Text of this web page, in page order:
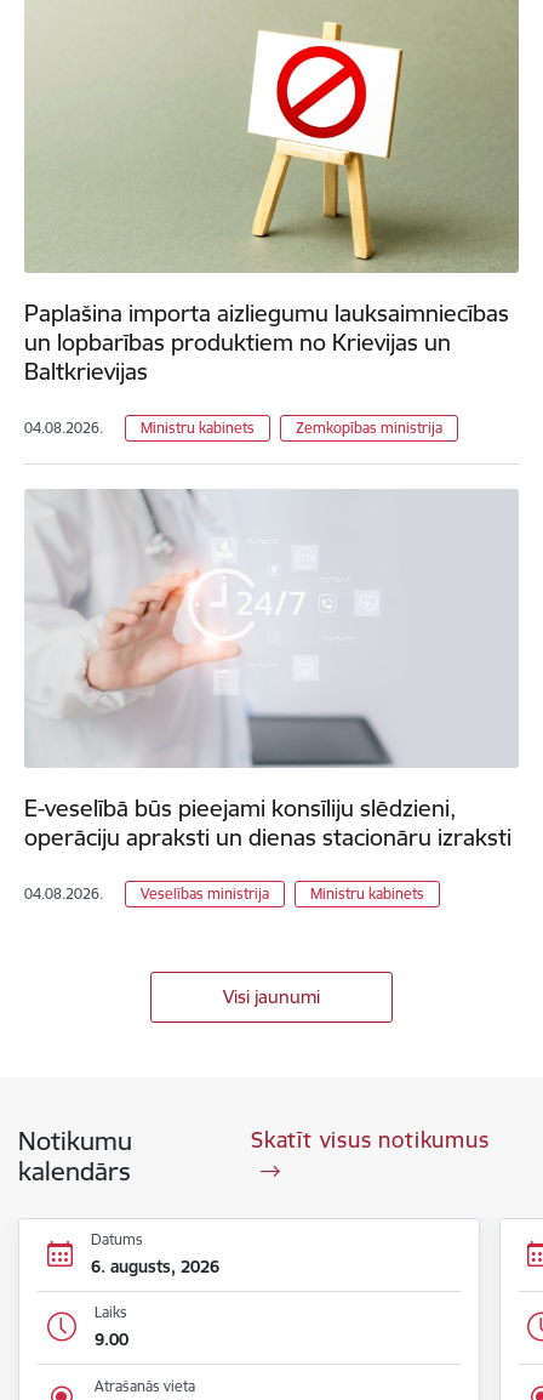
Paplašina importa aizliegumu lauksaimniecības
un lopbarības produktiem no Krievijas un
Baltkrievijas
04.08.2026. Ministru kabinets Zemkopības ministrija
E-veselībā būs pieejami konsīliju slēdzieni,
operāciju apraksti un dienas stacionāru izraksti
04.08.2026. Veselības ministrija Ministru kabinets
Visi jaunumi
Notikumu
kalendārs
Skatīt visus notikumus
Datums
6. augusts, 2026
Laiks
9.00
Atrašanās vieta